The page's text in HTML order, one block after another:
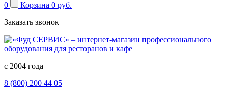
0 Корзина 0 руб.
Заказать звонок
с 2004 года
8 (800) 200 44 05